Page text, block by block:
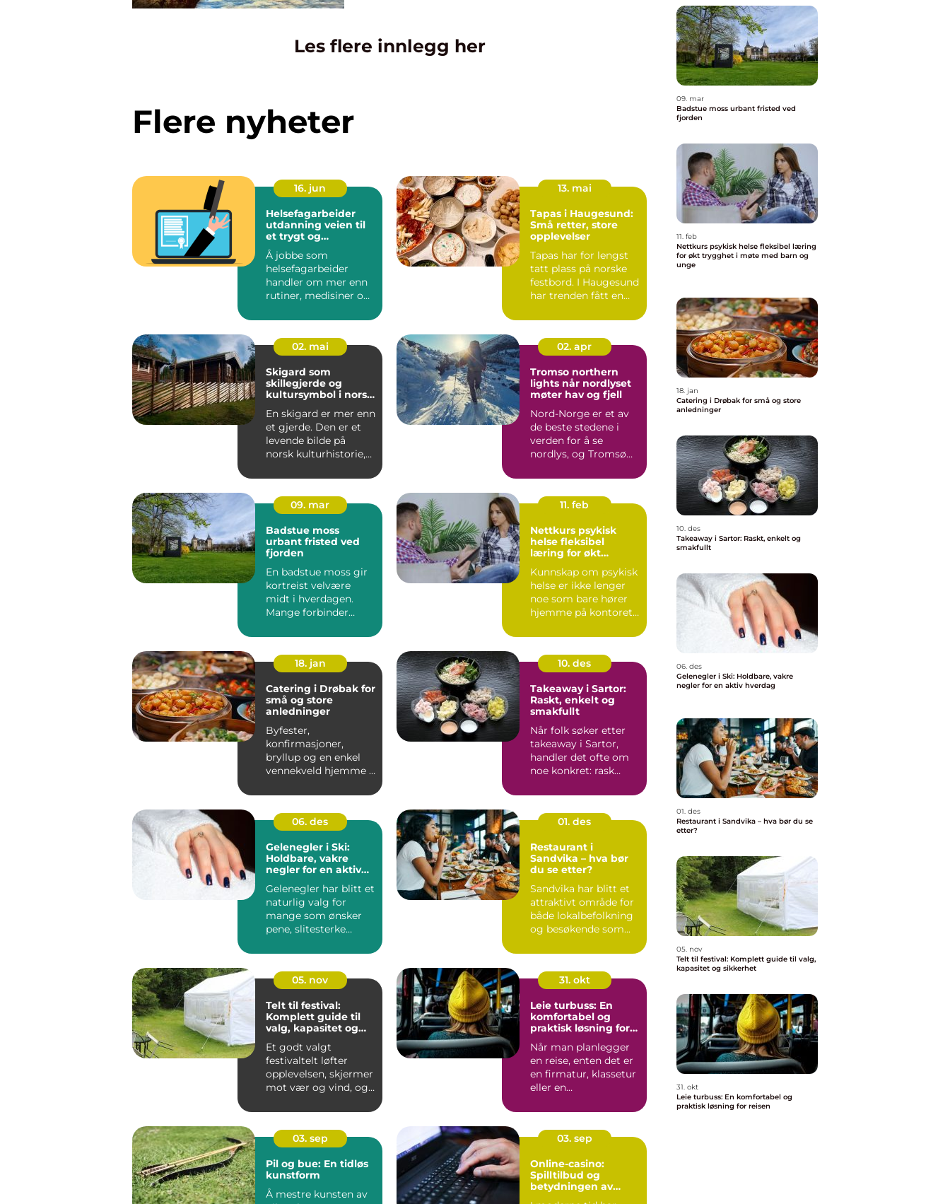
Les flere innlegg her
Flere nyheter
16. jun
Helsefagarbeider
utdanning veien til
et trygt og
meningsfullt yrke
Å jobbe som
helsefagarbeider
handler om mer enn
rutiner, medisiner og
krever både...
13. mai
Tapas i Haugesund:
Små retter, store
opplevelser
Tapas har for lengst
tatt plass på norske
festbord. I Haugesund
har trenden fått en
02. mai
Skigard som
skillegjerde og
kultursymbol i norsk
En skigard er mer enn
et gjerde. Den er et
levende bilde på
norsk kulturhistorie,
02. apr
Tromso northern
lights når nordlyset
møter hav og fjell
Nord-Norge er et av
de beste stedene i
verden for å se
nordlys, og Tromsø
der ly...
09. mar
Badstue moss
urbant fristed ved
fjorden
En badstue moss gir
kortreist velvære
midt i hverdagen.
Mange forbinder
fjellhytter og s...
11. feb
Nettkurs psykisk
helse fleksibel
læring for økt
barn og unge
Kunnskap om psykisk
helse er ikke lenger
noe som bare hører
hjemme på kontoret
Barne...
18. jan
Catering i Drøbak for
små og store
anledninger
Byfester,
konfirmasjoner,
bryllup og en enkel
vennekveld hjemme i
felles...
10. des
Takeaway i Sartor:
Raskt, enkelt og
smakfullt
Når folk søker etter
takeaway i Sartor,
handler det ofte om
noe konkret: rask
06. des
Gelenegler i Ski:
Holdbare, vakre
negler for en aktiv
Gelenegler har blitt et
naturlig valg for
mange som ønsker
pene, slitesterke
01. des
Restaurant i
Sandvika – hva bør
du se etter?
Sandvika har blitt et
attraktivt område for
både lokalbefolkning
og besøkende som...
05. nov
Telt til festival:
Komplett guide til
valg, kapasitet og
Et godt valgt
festivaltelt løfter
opplevelsen, skjermer
mot vær og vind, og
31. okt
Leie turbuss: En
komfortabel og
praktisk løsning for
Når man planlegger
en reise, enten det er
en firmatur, klassetur
eller en
med...
03. sep
Pil og bue: En tidløs
kunstform
Å mestre kunsten av
03. sep
Online-casino:
Spilltilbud og
betydningen av
09. mar
Badstue moss urbant fristed ved
fjorden
11. feb
Nettkurs psykisk helse fleksibel læring
for økt trygghet i møte med barn og
unge
18. jan
Catering i Drøbak for små og store
anledninger
10. des
Takeaway i Sartor: Raskt, enkelt og
smakfullt
06. des
Gelenegler i Ski: Holdbare, vakre
negler for en aktiv hverdag
01. des
Restaurant i Sandvika – hva bør du se
etter?
05. nov
Telt til festival: Komplett guide til valg,
kapasitet og sikkerhet
31. okt
Leie turbuss: En komfortabel og
praktisk løsning for reisen